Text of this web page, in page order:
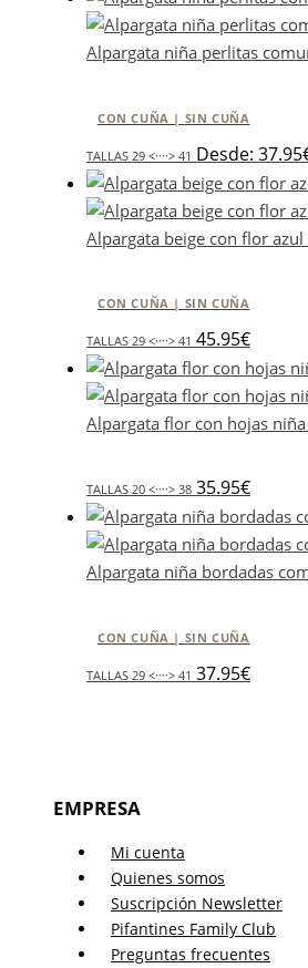
Alpargata niña perlitas
CON CUÑA | SIN CUÑA
TALLAS 29 <····> 41 Desde: 37.95
Alpargata beige con flor
CON CUÑA | SIN CUÑA
TALLAS 29 <····> 41 45.95€
Alpargata flor con hojas
TALLAS 20 <····> 38 35.95€
Alpargata niña bordadas
CON CUÑA | SIN CUÑA
TALLAS 29 <····> 41 37.95€
EMPRESA
Mi cuenta
Quienes somos
Suscripción Newsletter
Pifantines Family Club
Preguntas frecuentes